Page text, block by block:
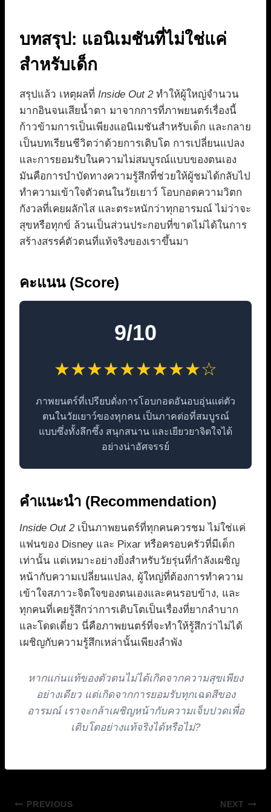
บทสรุป: แอนิเมชันที่ไม่ใช่แค่
สำหรับเด็ก
สรุปแล้ว เหตุผลที่ Inside Out 2ทำให้ผู้ใหญ่จำนวน
มากอินจนเสียน้ำตา มาจากการที่ภาพยนตร์เรื่องนี้
ก้าวข้ามการเป็นเพียงแอนิเมชันสำหรับเด็ก และกลาย
เป็นบทเรียนชีวิตว่าด้วยการเติบโต การเปลี่ยนแปลง
และการยอมรับในความไม่สมบูรณ์แบบของตนเอง
มันคือการบำบัดทางความรู้สึกที่ช่วยให้ผู้ชมได้กลับไป
ทำความเข้าใจตัวตนในวัยเยาว์ โอบกอดความวิตก
กังวลที่เคยผลักไส และตระหนักว่าทุกอารมณ์ ไม่ว่าจะ
สุขหรือทุกข์ ล้วนเป็นส่วนประกอบที่ขาดไม่ได้ในการ
สร้างสรรค์ตัวตนที่แท้จริงของเราขึ้นมา
คะแนน (Score)
9/10
★★★★★★★★★☆
ภาพยนตร์ที่เปรียบดั่งการโอบกอดอันอบอุ่นแด่ตัว
ตนในวัยเยาว์ของทุกคน เป็นภาคต่อที่สมบูรณ์
แบบซึ่งทั้งลึกซึ้ง สนุกสนาน และเยียวยาจิตใจได้
อย่างน่าอัศจรรย์
คำแนะนำ (Recommendation)
Inside Out 2เป็นภาพยนตร์ที่ทุกคนควรชม ไม่ใช่แค่
แฟนของ Disney และ Pixar หรือครอบครัวที่มีเด็ก
เท่านั้น แต่เหมาะอย่างยิ่งสำหรับวัยรุ่นที่กำลังเผชิญ
หน้ากับความเปลี่ยนแปลง, ผู้ใหญ่ที่ต้องการทำความ
เข้าใจสภาวะจิตใจของตนเองและคนรอบข้าง, และ
ทุกคนที่เคยรู้สึกว่าการเติบโตเป็นเรื่องที่ยากลำบาก
และโดดเดี่ยว นี่คือภาพยนตร์ที่จะทำให้รู้สึกว่าไม่ได้
เผชิญกับความรู้สึกเหล่านั้นเพียงลำพัง
หากแก่นแท้ของตัวตนไม่ได้เกิดจากความสุขเพียง
อย่างเดียว แต่เกิดจากการยอมรับทุกเฉดสีของ
อารมณ์ เราจะกล้าเผชิญหน้ากับความเจ็บปวดเพื่อ
เติบโตอย่างแท้จริงได้หรือไม่?
แนะแนว
PREVIOUS NEXT